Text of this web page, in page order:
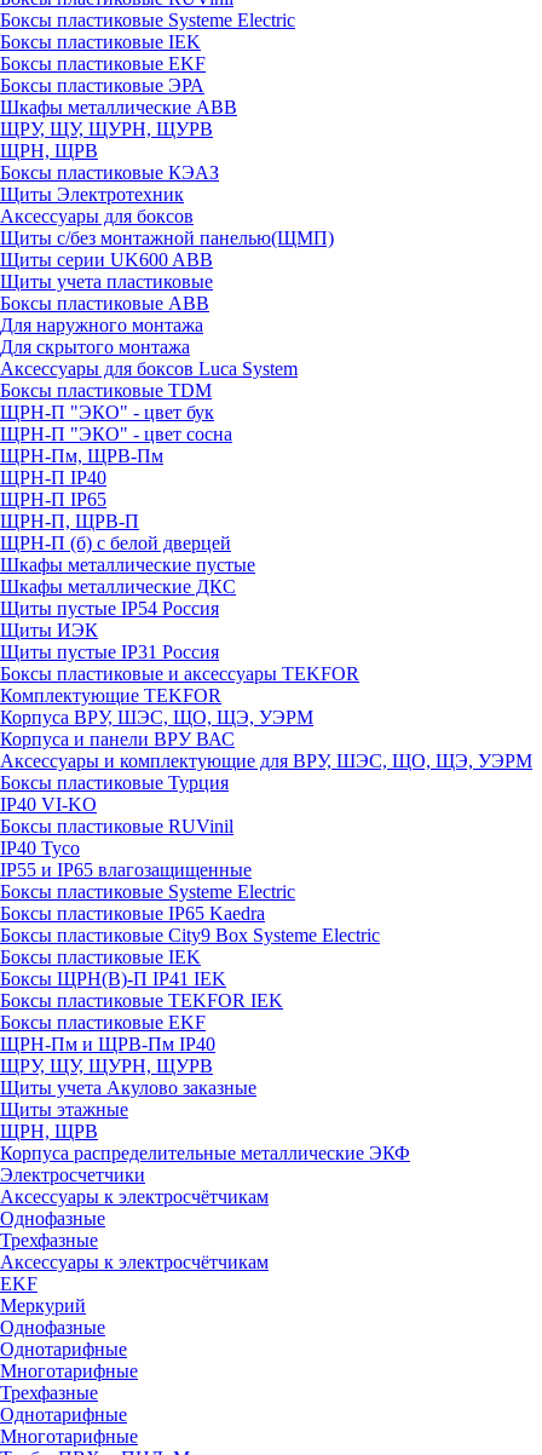
Боксы пластиковые Systeme Electric
Боксы пластиковые IEK
Боксы пластиковые EKF
Боксы пластиковые ЭРА
Шкафы металлические ABB
ЩРУ, ЩУ, ЩУРН, ЩУРВ
ЩРН, ЩРВ
Боксы пластиковые КЭАЗ
Щиты Электротехник
Аксессуары для боксов
Щиты с/без монтажной панелью(ЩМП)
Щиты серии UK600 ABB
Щиты учета пластиковые
Боксы пластиковые ABB
Для наружного монтажа
Для скрытого монтажа
Аксессуары для боксов Luca System
Боксы пластиковые TDM
ЩРН-П "ЭКО" - цвет бук
ЩРН-П "ЭКО" - цвет сосна
ЩРН-Пм, ЩРВ-Пм
ЩРН-П IP40
ЩРН-П IP65
ЩРН-П, ЩРВ-П
ЩРН-П (б) с белой дверцей
Шкафы металлические пустые
Шкафы металлические ДКС
Щиты пустые IP54 Россия
Щиты ИЭК
Щиты пустые IP31 Россия
Боксы пластиковые и аксессуары TEKFOR
Комплектующие TEKFOR
Корпуса ВРУ, ШЭС, ЩО, ЩЭ, УЭРМ
Корпуса и панели ВРУ ВАС
Аксессуары и комплектующие для ВРУ, ШЭС, ЩО, ЩЭ, УЭРМ
Боксы пластиковые Турция
IP40 VI-KO
Боксы пластиковые RUVinil
IP40 Тусо
IP55 и IP65 влагозащищенные
Боксы пластиковые Systeme Electric
Боксы пластиковые IP65 Kaedra
Боксы пластиковые City9 Box Systeme Electric
Боксы пластиковые IEK
Боксы ЩРН(В)-П IP41 IEK
Боксы пластиковые TEKFOR IEK
Боксы пластиковые EKF
ЩРН-Пм и ЩРВ-Пм IP40
ЩРУ, ЩУ, ЩУРН, ЩУРВ
Щиты учета Акулово заказные
Щиты этажные
ЩРН, ЩРВ
Корпуса распределительные металлические ЭКФ
Электросчетчики
Аксессуары к электросчётчикам
Однофазные
Трехфазные
Аксессуары к электросчётчикам
EKF
Меркурий
Однофазные
Однотарифные
Многотарифные
Трехфазные
Однотарифные
Многотарифные